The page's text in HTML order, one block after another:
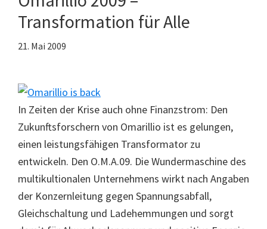
Transformation für Alle
21. Mai 2009
In Zeiten der Krise auch ohne Finanzstrom: Den
Zukunftsforschern von Omarillio ist es gelungen,
einen leistungsfähigen Transformator zu
entwickeln. Den O.M.A.09. Die Wundermaschine des
multikultionalen Unternehmens wirkt nach Angaben
der Konzernleitung gegen Spannungsabfall,
Gleichschaltung und Ladehemmungen und sorgt